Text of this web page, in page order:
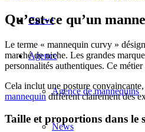
Curvé
Agence
Agence de mannequins
News
Qu’est-ce qu’un
Le terme « mannequin curvy »
marché de niche. Les grandes
personnalités authentiques. Ce
Cela inclut une posture
mannequin diffèrent clairement des
Taille et proportions dans le